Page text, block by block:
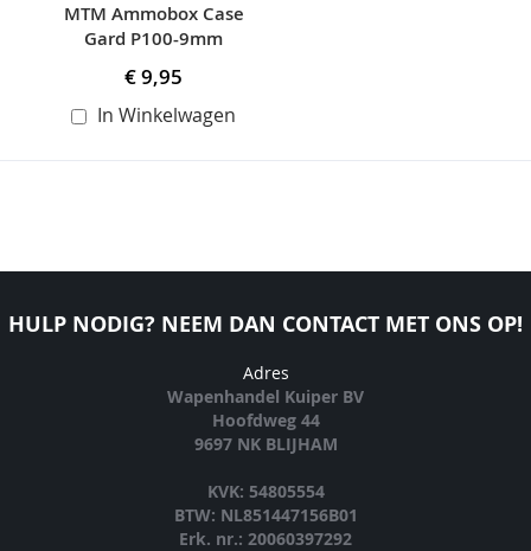
MTM Ammobox Case
Gard P100-9mm
€ 9,95
In Winkelwagen
HULP NODIG? NEEM DAN CONTACT MET ONS OP!
Adres
Wapenhandel Kuiper BV
Hoofdweg 44
9697 NK BLIJHAM
KVK: 54805554
BTW: NL851447156B01
Erk. nr.: 20060397292